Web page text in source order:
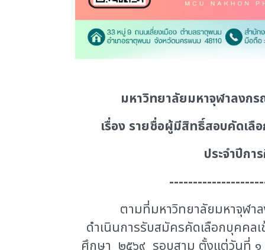
มหาวิทยาลัยมหาจุฬาลงก
เรื่องรายชื่อผู้มีสิทธิ์สอบคัดเลื
ประจำปีก
ตามที่มหาวิทยาลัยมหาจุฬ
ดำเนินการรับสมัครคัดเลือกบุคคล